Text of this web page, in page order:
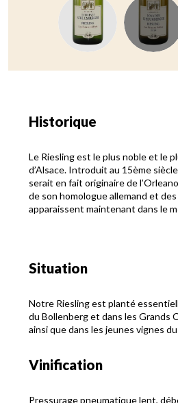
Historique
Le Riesling est le plus noble et le
d’Alsace. Introduit au 15ème
serait en fait originaire de
de son homologue allemand et
apparaissent maintenant dans le
Situation
Notre Riesling est planté
du Bollenberg et dans les Grands
ainsi que dans les jeunes vignes
Vinification
Pressurage pneumatique lent,